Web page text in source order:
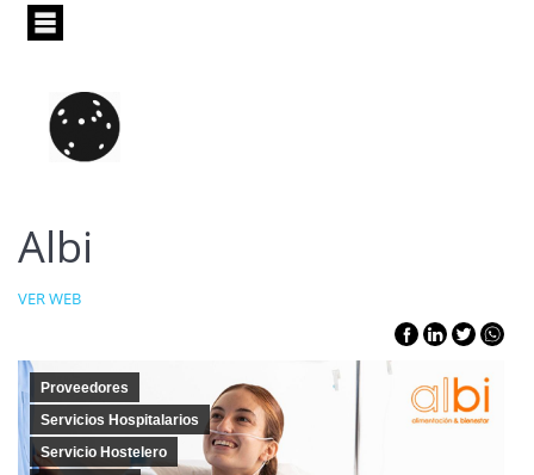
Pasar
principal
Albi
VER WEB
Proveedores
Servicios Hospitalarios
Servicio Hostelero